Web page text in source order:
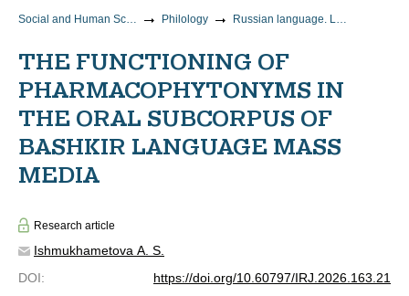
Social and Human Sciences Philology Russian language. Languages of the peoples of Russia
THE FUNCTIONING OF
PHARMACOPHYTONYMS IN
THE ORAL SUBCORPUS OF
BASHKIR LANGUAGE MASS
MEDIA
Research article
Ishmukhametova A. S.
DOI:
https://doi.org/10.60797/IRJ.2026.163.21